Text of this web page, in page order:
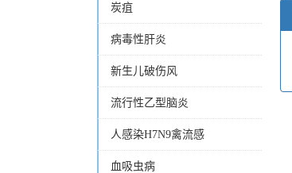
炭疽
病毒性肝炎
新生儿破伤风
流行性乙型脑炎
人感染H7N9禽流感
血吸虫病